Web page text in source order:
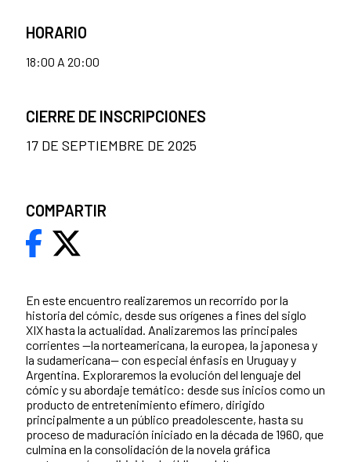
En este encuentro realizaremos un recorrido por la
historia del cómic, desde sus orígenes a fines del siglo
XIX hasta la actualidad. Analizaremos las principales
corrientes —la norteamericana, la europea, la japonesa y
la sudamericana— con especial énfasis en Uruguay y
Argentina. Exploraremos la evolución del lenguaje del
cómic y su abordaje temático: desde sus inicios como un
producto de entretenimiento efímero, dirigido
principalmente a un público preadolescente, hasta su
proceso de maduración iniciado en la década de 1960, que
culmina en la consolidación de la novela gráfica
HORARIO
18:00 A 20:00
CIERRE DE INSCRIPCIONES
17 DE SEPTIEMBRE DE 2025
COMPARTIR